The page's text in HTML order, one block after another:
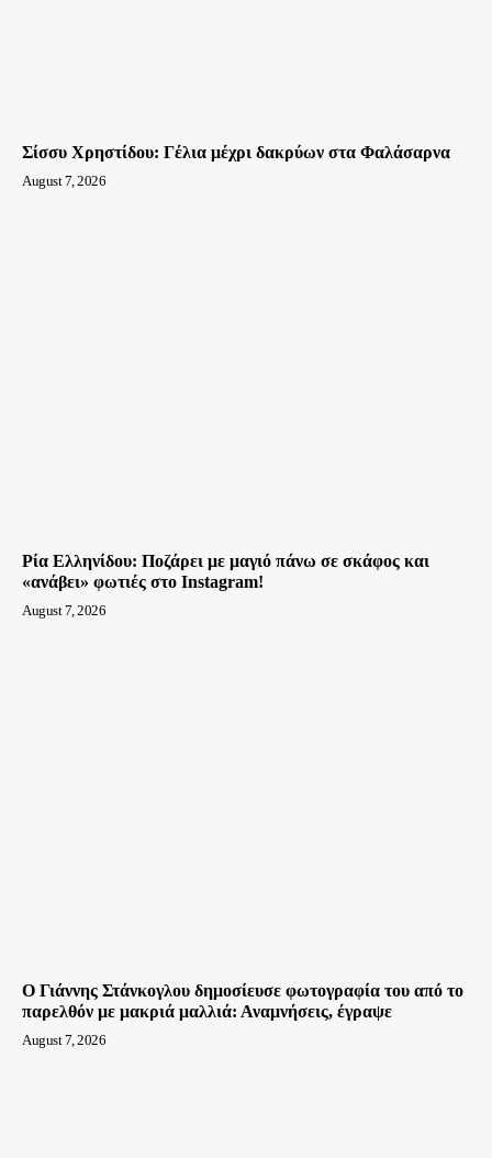
Σίσσυ Χρηστίδου: Γέλια μέχρι δακρύων στα Φαλάσαρνα
August 7, 2026
Ρία Ελληνίδου: Ποζάρει με μαγιό πάνω σε σκάφος και
«ανάβει» φωτιές στο Instagram!
August 7, 2026
Ο Γιάννης Στάνκογλου δημοσίευσε φωτογραφία του από το
παρελθόν με μακριά μαλλιά: Αναμνήσεις, έγραψε
August 7, 2026